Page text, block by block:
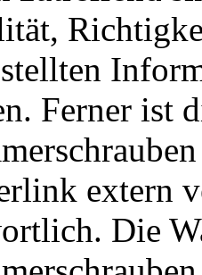
Ferner ist
extern
Die